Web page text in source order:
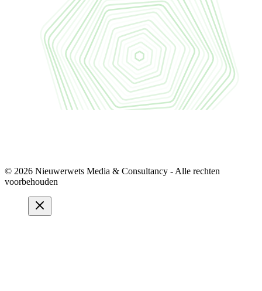
© 2026 Nieuwerwets Media & Consultancy - Alle rechten
voorbehouden